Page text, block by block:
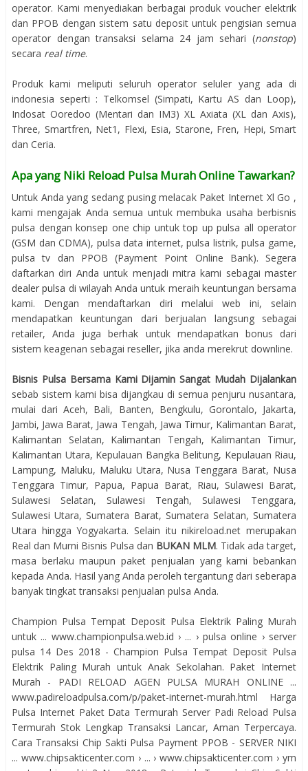
operator. Kami menyediakan berbagai produk voucher elektrik
dan PPOB dengan sistem satu deposit untuk pengisian semua
operator dengan transaksi selama 24 jam sehari (nonstop)
secara real time.
Produk kami meliputi seluruh operator seluler yang ada di
indonesia seperti : Telkomsel (Simpati, Kartu AS dan Loop),
Indosat Ooredoo (Mentari dan IM3) XL Axiata (XL dan Axis),
Three, Smartfren, Net1, Flexi, Esia, Starone, Fren, Hepi, Smart
dan Ceria.
Apa yang Niki Reload Pulsa Murah Online Tawarkan?
Untuk Anda yang sedang pusing melacak Paket Internet Xl Go ,
kami mengajak Anda semua untuk membuka usaha berbisnis
pulsa dengan konsep one chip untuk top up pulsa all operator
(GSM dan CDMA), pulsa data internet, pulsa listrik, pulsa game,
pulsa tv dan PPOB (Payment Point Online Bank). Segera
daftarkan diri Anda untuk menjadi mitra kami sebagai master
dealer pulsa di wilayah Anda untuk meraih keuntungan bersama
kami. Dengan mendaftarkan diri melalui web ini, selain
mendapatkan keuntungan dari berjualan langsung sebagai
retailer, Anda juga berhak untuk mendapatkan bonus dari
sistem keagenan sebagai reseller, jika anda merekrut downline.
Bisnis Pulsa Bersama Kami Dijamin Sangat Mudah Dijalankan
sebab sistem kami bisa dijangkau di semua penjuru nusantara,
mulai dari Aceh, Bali, Banten, Bengkulu, Gorontalo, Jakarta,
Jambi, Jawa Barat, Jawa Tengah, Jawa Timur, Kalimantan Barat,
Kalimantan Selatan, Kalimantan Tengah, Kalimantan Timur,
Kalimantan Utara, Kepulauan Bangka Belitung, Kepulauan Riau,
Lampung, Maluku, Maluku Utara, Nusa Tenggara Barat, Nusa
Tenggara Timur, Papua, Papua Barat, Riau, Sulawesi Barat,
Sulawesi Selatan, Sulawesi Tengah, Sulawesi Tenggara,
Sulawesi Utara, Sumatera Barat, Sumatera Selatan, Sumatera
Utara hingga Yogyakarta. Selain itu nikireload.net merupakan
Real dan Murni Bisnis Pulsa dan BUKAN MLM. Tidak ada target,
masa berlaku maupun paket penjualan yang kami bebankan
kepada Anda. Hasil yang Anda peroleh tergantung dari seberapa
banyak tingkat transaksi penjualan pulsa Anda.
Champion Pulsa Tempat Deposit Pulsa Elektrik Paling Murah
untuk ... www.championpulsa.web.id › ... › pulsa online › server
pulsa 14 Des 2018 - Champion Pulsa Tempat Deposit Pulsa
Elektrik Paling Murah untuk Anak Sekolahan. Paket Internet
Murah - PADI RELOAD AGEN PULSA MURAH ONLINE ...
www.padireloadpulsa.com/p/paket-internet-murah.html Harga
Pulsa Internet Paket Data Termurah Server Padi Reload Pulsa
Termurah Stok Lengkap Transaksi Lancar, Aman Terpercaya.
Cara Transaksi Chip Sakti Pulsa Payment PPOB - SERVER NIKI
... www.chipsakticenter.com › ... › www.chipsakticenter.com › ym